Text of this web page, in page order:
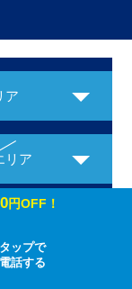
ア
リア
円OFF！
タップで
電話する